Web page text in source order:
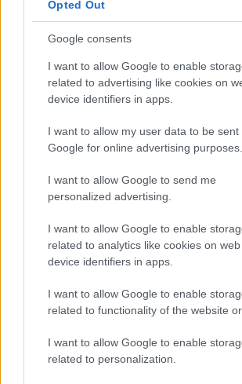
Opted Out
Google consents
I want to allow Google to enable
related to advertising like cookies on
device identifiers in apps.
I want to allow my user data to be sent
Google for online advertising purposes.
I want to allow Google to send me
personalized advertising.
I want to allow Google to enable
related to analytics like cookies on
device identifiers in apps.
I want to allow Google to enable
related to functionality of the website or
I want to allow Google to enable
related to personalization.
Megosztás:
KAPCSOLÓDÓ
Átigazolási rekord: Vitális Milán és az
megszólalt